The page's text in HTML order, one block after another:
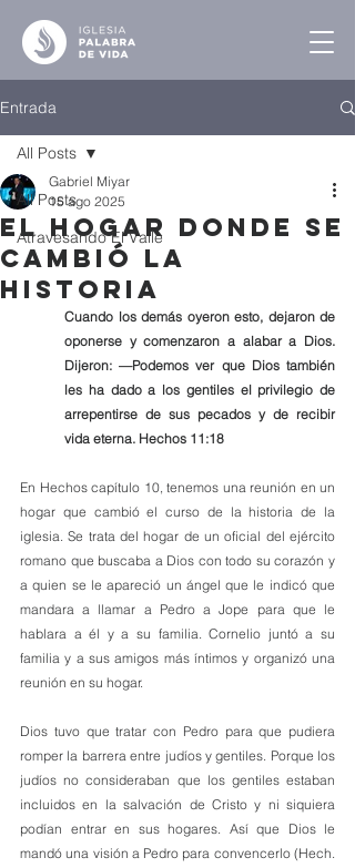
Entrada
All Posts
Atravesando El Valle
All Posts
El Hogar Donde se
Cambió la
Historia
Gabriel Miyar
15 ago 2025
Cuando los demás oyeron esto, dejaron de
oponerse y comenzaron a alabar a Dios.
Dijeron: —Podemos ver que Dios también
les ha dado a los gentiles el privilegio de
arrepentirse de sus pecados y de recibir
vida eterna. Hechos 11:18
En Hechos capítulo 10, tenemos una reunión en un
hogar que cambió el curso de la historia de la
iglesia. Se trata del hogar de un oficial del ejército
romano que buscaba a Dios con todo su corazón y
a quien se le apareció un ángel que le indicó que
mandara a llamar a Pedro a Jope para que le
hablara a él y a su familia. Cornelio juntó a su
familia y a sus amigos más íntimos y organizó una
reunión en su hogar.
Dios tuvo que tratar con Pedro para que pudiera
romper la barrera entre judíos y gentiles. Porque los
judíos no consideraban que los gentiles estaban
incluidos en la salvación de Cristo y ni siquiera
podían entrar en sus hogares. Así que Dios le
mandó una visión a Pedro para convencerlo (Hech.